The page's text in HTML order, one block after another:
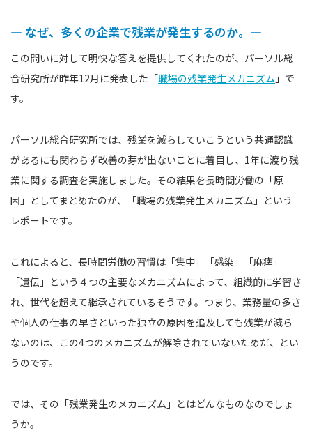
― なぜ、多くの企業で残業が発生するのか。―
この問いに対して明快な答えを提供してくれたのが、パーソル総
合研究所が昨年12月に発表した「職場の残業発生メカニズム 」で
す。
パーソル総合研究所では、残業を減らしていこうという共通認識
があるにも関わらず改善の芽が出ないことに着目し、1年に渡り残
業に関する調査を実施しました。その結果を長時間労働の「原
因」としてまとめたのが、「職場の残業発生メカニズム」という
レポートです。
これによると、長時間労働の習慣は「集中」「感染」「麻痺」
「遺伝」という４つの主要なメカニズムによって、組織的に学習さ
れ、世代を超えて継承されているそうです。つまり、業務量の多さ
や個人の仕事の早さといった独立の原因を追及しても残業が減ら
ないのは、この4つのメカニズムが解除されていないためだ、とい
うのです。
では、その「残業発生のメカニズム」とはどんなものなのでしょ
うか。